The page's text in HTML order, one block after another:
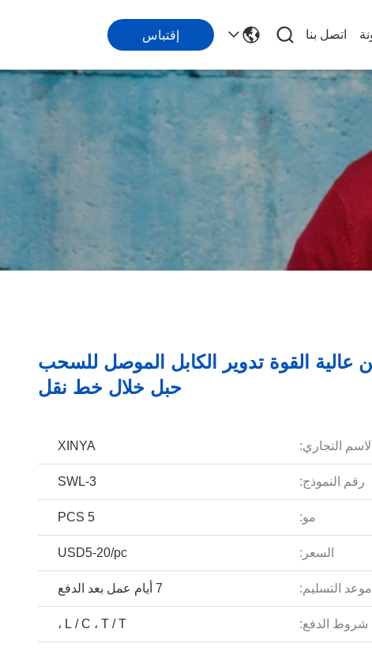
اتصل بنا إقتباس
عالية القوة تدوير الكابل الموصل للسحب
حبل خلال خط نقل
الاسم التجاري: XINYA
رقم النموذج: SWL-3
مو: 5 PCS
السعر: USD5-20/pc
موعد التسليم: 7 أيام عمل بعد الدفع
شروط الدفع: L / C ، T / T ،